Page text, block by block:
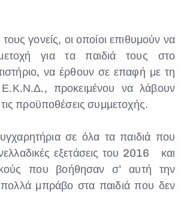
γονείς, οι οποίοι επιθυμούν να
για τα παιδιά τους στο
να έρθουν σε επαφή με τη
Ε.Κ.Ν.Δ., προκειμένου να λάβουν
προϋποθέσεις συμμετοχής.
σε όλα τα παιδιά που
εξετάσεις του 2016 και
που βοήθησαν σ’ αυτή την
μπράβο στα παιδιά που δεν